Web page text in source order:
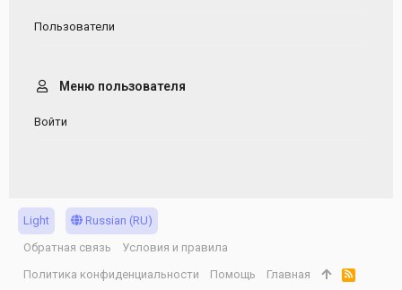
Пользователи
Меню пользователя
Войти
Light
Russian (RU)
Обратная связь
Условия и правила
Политика конфиденциальности
Помощь Главная
R
S